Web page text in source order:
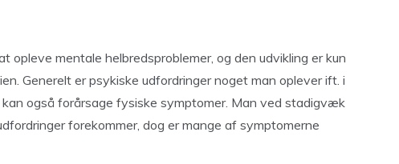
opleve mentale helbredsproblemer, og den udvikling er kun
Generelt er psykiske udfordringer noget man oplever ift. i
også forårsage fysiske symptomer. Man ved stadigvæk
forekommer, dog er mange af symptomerne